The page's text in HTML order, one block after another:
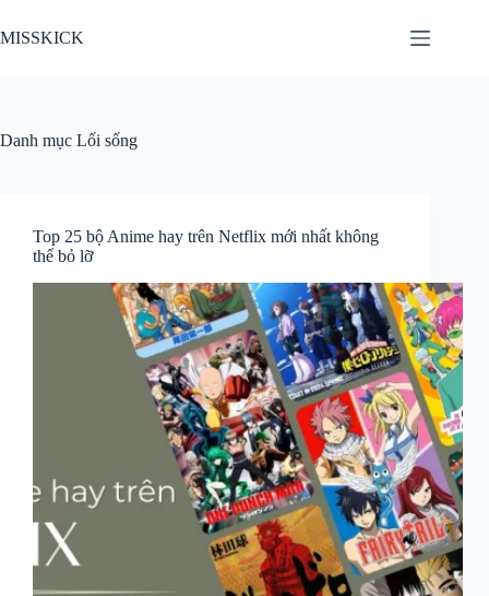
đến
phần
MISSKICK
Danh mục Lối sống
Top 25 bộ Anime hay trên Netflix mới nhất không
thể bỏ lỡ